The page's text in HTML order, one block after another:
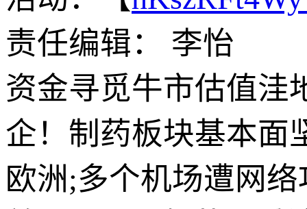
责任编辑： 李怡
资金寻觅牛市估值洼
企！制药板块基本面
欧洲;多个机场遭网